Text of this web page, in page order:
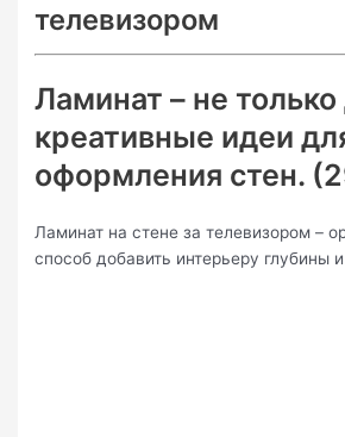
телевизором
Ламинат – не
креативные идеи
оформления стен.
Ламинат на стене за телевизором –
способ добавить интерьеру глубины